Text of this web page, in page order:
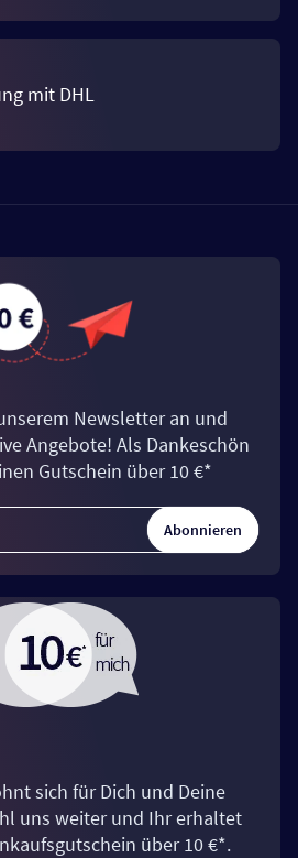
mit DHL
Newsletter an und
Angebote! Als Dankeschön
Gutschein über 10 €*
Abonnieren
sich für Dich und Deine
uns weiter und Ihr erhaltet
über 10 €*.